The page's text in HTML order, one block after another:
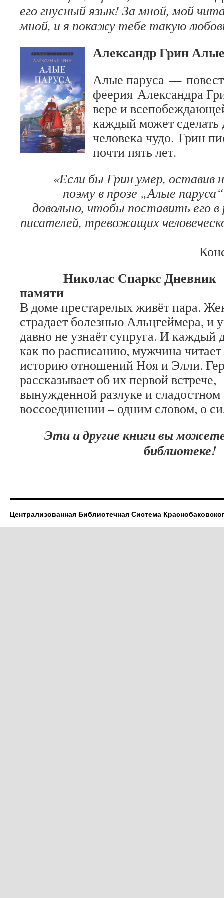
его гнусный язык! За мной, мой
мной, и я покажу тебе такую
Александр Грин
Алые паруса —
феерия Александра
вере и
каждый может сделать
человека чудо. Грин
почти пять лет.
«Если бы Грин умер, оставив
поэму в прозе „Алые
довольно, чтобы поставить его
писателей, тревожащих
Николас Спаркс Дневник
памяти
В доме престарелых живёт пара.
страдает болезнью Альцгеймера, и
давно не узнаёт супруга. И каждый
как по расписанию, мужчина
историю отношений Ноя и Элли.
рассказывает об их первой встрече,
вынужденной разлуке и сладостном
воссоединении – одним словом, о
Эти и другие книги вы
библиотеке!
Централизованная Библиотечная Система